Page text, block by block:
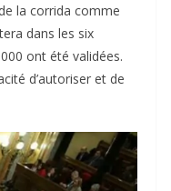
la corrida comme
dans les six
ont été validées.
d’autoriser et de